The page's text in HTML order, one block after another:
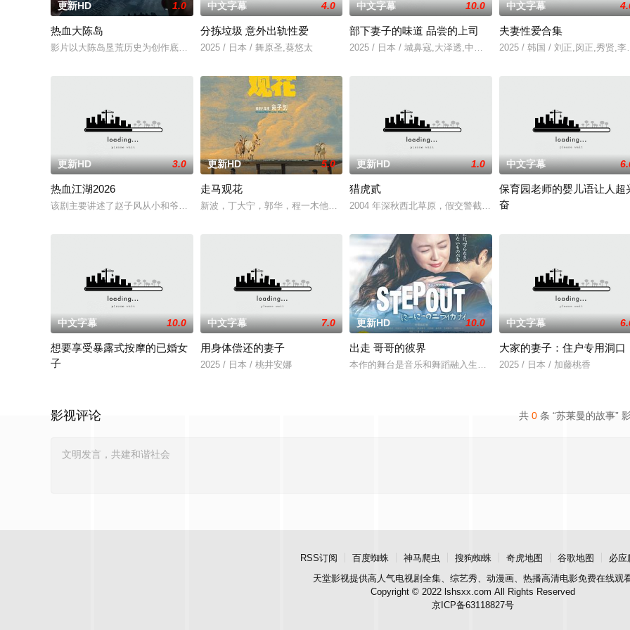
更新HD 1.0
热血大陈岛
影片以大陈岛垦荒历史为创作底色，在尊重历史真实性的前提下，以年轻化、科技化的光影语言活化红色记忆，生动诠释了“艰苦创业、奋发图强
中文字幕 4.0
分拣垃圾 意外出轨性爱
2025 / 日本 / 舞原圣,葵悠太
中文字幕 10.0
部下妻子的味道 品尝的上司
2025 / 日本 / 城鼻寇,大泽透,中山健二
中文字幕
夫妻性爱合集
2025 / 韩国 / 刘正,闵正,秀贤,李
更新HD 3.0
热血江湖2026
该剧主要讲述了赵子风从小和爷爷在乡下习武，长大后从乡野来到大城市寻找自己的一处立足之地。在这样一个充满快节奏、充满利益的城市，
更新HD 5.0
走马观花
新波，丁大宁，郭华，程一木他们毕业于同一所大学。他们和很多年轻人一样，自以为是，敏感错弱，没
更新HD 1.0
猎虎贰
2004 年深秋西北草原，假交警截停铜矿押运车，炸药破箱、两命陨
中文字幕
保育园老师的婴儿语让人超
奋
中文字幕 10.0
想要享受暴露式按摩的已婚女
子
中文字幕 7.0
用身体偿还的妻子
2025 / 日本 / 桃井安娜
更新HD 10.0
出走 哥哥的彼界
本作的舞台是音乐和舞蹈融入生活的冲绳。与母亲朱音、妹妹舞一
中文字幕
大家的妻子：住户专用洞口
2025 / 日本 / 加藤桃香
共 0 条 “苏莱曼的故事”
影视评论
RSS订阅 百度蜘蛛 神马爬虫 搜狗蜘蛛 奇虎地图 谷歌地图
必应
天堂影视提供高人气电视剧全集、综艺秀、动漫画、热播高清电影免费在线观
Copyright © 2022 lshsxx.com All Rights Reserved
京ICP备63118827号